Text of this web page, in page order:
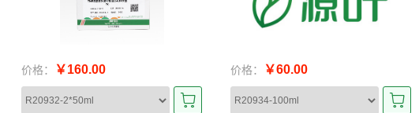
价格： ￥160.00 价格： ￥60.00